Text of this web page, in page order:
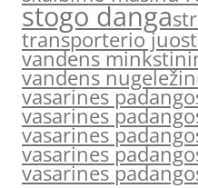
stogo danga
transporterio
vandens
vandens
vasarines
vasarines
vasarines
vasarines
vasarines